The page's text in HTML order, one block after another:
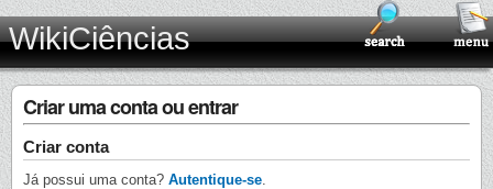
WikiCiências
Criar uma conta ou entrar
Criar conta
Já possui uma conta? Autentique-se